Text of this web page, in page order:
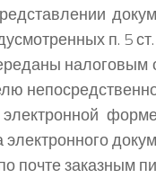
п. 5
налоговым
электронного
почте заказным